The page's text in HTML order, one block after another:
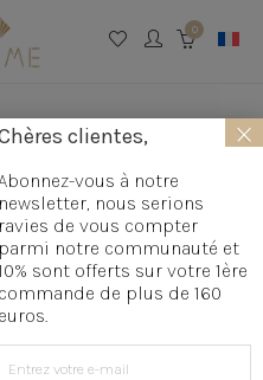
0
créateur »
Collier sautoir
Galets
clientes,
vous à notre
newsletter, nous serions
ravies de vous compter
parmi notre communauté et
sont offerts sur votre 1ère
commande de plus de 160
euros.
×